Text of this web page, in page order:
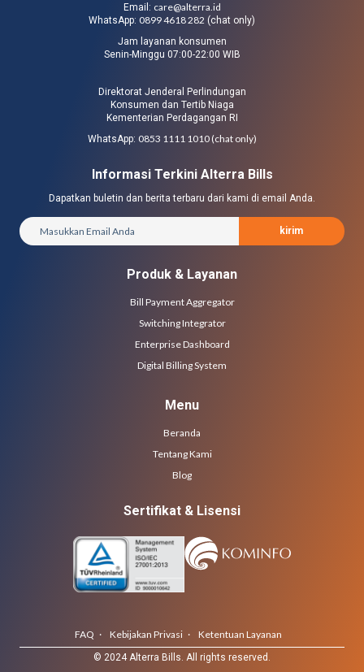
Email: care@alterra.id
WhatsApp: 0899 4618 282 (chat only)
Jam layanan konsumen
Senin-Minggu 07:00-22:00 WIB
Direktorat Jenderal Perlindungan
Konsumen dan Tertib Niaga
Kementerian Perdagangan RI
WhatsApp: 0853 1111 1010 (chat only)
Informasi Terkini Alterra Bills
Dapatkan buletin dan berita terbaru dari kami di email Anda.
kirim
Produk & Layanan
Bill Payment Aggregator
Switching Integrator
Enterprise Dashboard
Digital Billing System
Menu
Beranda
Tentang Kami
Blog
Sertifikat & Lisensi
FAQ · Kebijakan Privasi · Ketentuan Layanan
© 2024 Alterra Bills. All rights reserved.